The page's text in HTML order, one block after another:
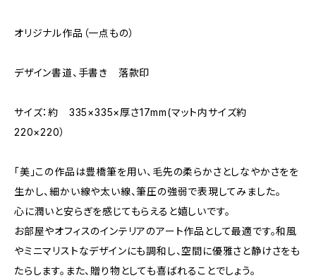
オリジナル作品（一点もの）
デザイン書道、手書き 落款印
サイズ：約 335×335×厚さ17mm(マット内サイズ約
220×220）
「美」この作品は豊橋筆を用い、毛先の柔らかさとしなやかさをを
生かし、細かい線や太い線、筆圧の強弱で表現してみました。
心に潤いと安らぎを感じてもらえると嬉しいです。
お部屋やオフィスのインテリアのアート作品として最適です。和風
やミニマリストなデザインにも調和し、空間に優雅さと静けさをも
たらします。また、贈り物としても喜ばれることでしょう。